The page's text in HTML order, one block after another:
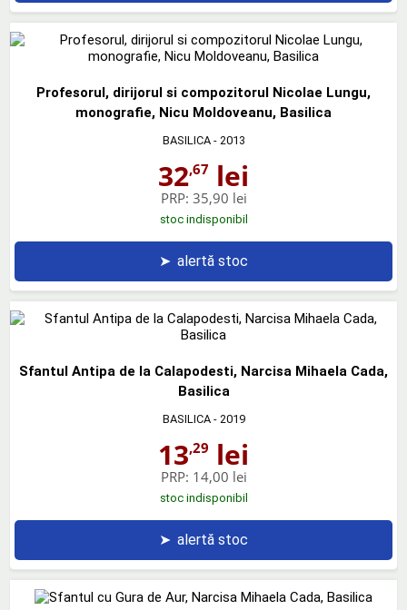
Profesorul, dirijorul si compozitorul Nicolae Lungu,
monografie, Nicu Moldoveanu, Basilica
BASILICA- 2013
32,67 lei
PRP: 35,90 lei
stoc indisponibil
➤ alertă stoc
Sfantul Antipa de la Calapodesti, Narcisa Mihaela Cada,
Basilica
BASILICA- 2019
13,29 lei
PRP: 14,00 lei
stoc indisponibil
➤ alertă stoc